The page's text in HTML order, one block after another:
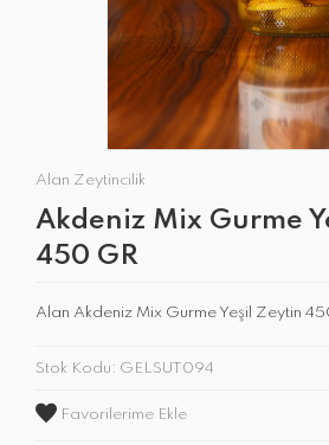
Alan Zeytincilik
Akdeniz Mix Gurme
450 GR
Alan Akdeniz Mix Gurme Yeşil Zeytin
Stok Kodu: GELSUT094
Favorilerime Ekle